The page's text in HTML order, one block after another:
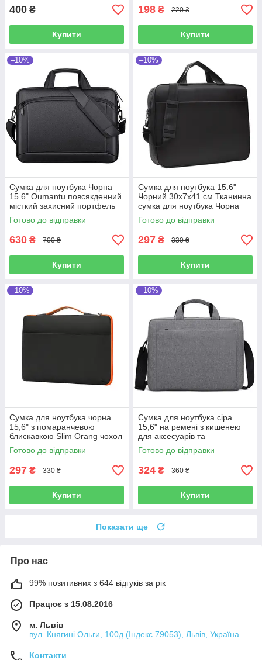
400 ₴
Купити
198 ₴ 220 ₴
Купити
–10%
Сумка для ноутбука Чорна
15.6" Oumantu повсякденний
місткий захисний портфель
Готово до відправки
630 ₴ 700 ₴
Купити
–10%
Сумка для ноутбука 15.6"
Чорний 30х7х41 см Тканинна
сумка для ноутбука Чорна
сумка для ноутбука для
чоловіків
Готово до відправки
297 ₴ 330 ₴
Купити
–10%
Сумка для ноутбука чорна
15,6" з помаранчевою
блискавкою Slim Orang чохол
з ручкою до ноутбуку 15
дюймів Чорний
Готово до відправки
297 ₴ 330 ₴
Купити
–10%
Сумка для ноутбука сіра
15,6" на ремені з кишенею
для аксесуарів та
внутрішньою перегородкою
Готово до відправки
324 ₴ 360 ₴
Купити
Показати ще
Про нас
99% позитивних з 644 відгуків за рік
Працює з 15.08.2016
м. Львів
вул. Княгині Ольги, 100д (Індекс 79053), Львів, Україна
Контакти